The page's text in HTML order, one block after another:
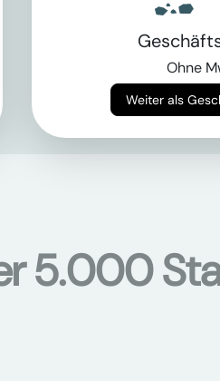
5.000
Ohne
Weiter als